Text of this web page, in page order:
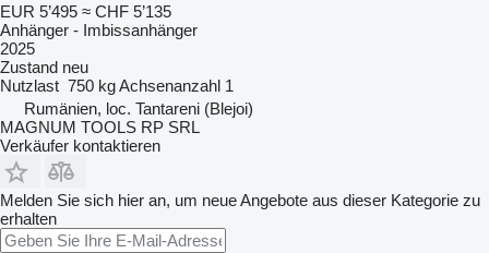
EUR 5’495 ≈ CHF 5’135
Anhänger - Imbissanhänger
2025
Zustand neu
Nutzlast 750 kgAchsenanzahl 1
Rumänien, loc. Tantareni (Blejoi)
MAGNUM TOOLS RP SRL
Verkäufer kontaktieren
Melden Sie sich hier an, um neue Angebote aus dieser Kategorie zu
erhalten